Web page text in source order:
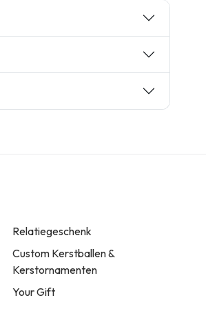
Relatiegeschenk
Custom Kerstballen &
Kerstornamenten
Your Gift